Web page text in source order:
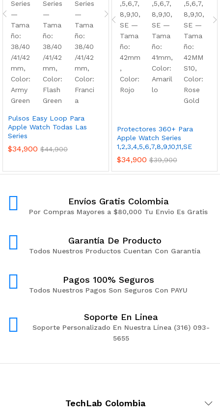
Pulsos Easy Loop Para
Apple Watch Todas Las
Series
$34,900 $44,900
Protectores 360+ Para
Apple Watch Series
1,2,3,4,5,6,7,8,9,10,11,SE
$34,900 $39,900
Envíos Gratis Colombia
Por Compras Mayores a $80,000 Tu Envio Es Gratis
Garantía De Producto
Todos Nuestros Productos Cuentan Con Garantía
Pagos 100% Seguros
Todos Nuestros Pagos Son Seguros Con PAYU
Soporte En Linea
Soporte Personalizado En Nuestra Línea (316) 093-
5655
TechLab Colombia